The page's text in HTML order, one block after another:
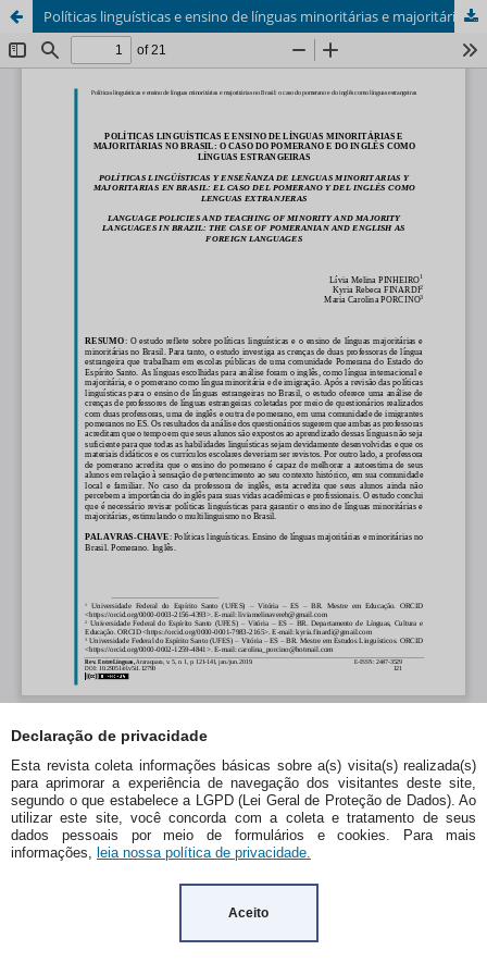
Declaração de privacidade
Esta revista coleta informações básicas sobre a(s) visita(s) realizada(s)
para aprimorar a experiência de navegação dos visitantes deste site,
segundo o que estabelece a LGPD (Lei Geral de Proteção de Dados). Ao
utilizar este site, você concorda com a coleta e tratamento de seus
dados pessoais por meio de formulários e cookies. Para mais
informações, leia nossa política de privacidade.
Aceito
Políticas linguísticas e ensino de línguas minoritárias e majoritárias no brasil: o caso do pomerano e do inglês como línguas estrangeiras